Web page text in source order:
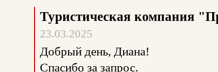
Туристическая компания
23.03.2025
Добрый день, Диана!
Спасибо за запрос.